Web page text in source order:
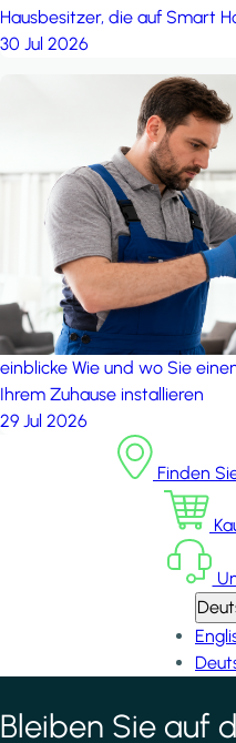
Hausbesitzer, die auf Smart
30 Jul 2026
einblicke Wie und wo Sie
Ihrem Zuhause installieren
29 Jul 2026
Finden
*indicates required field
Bleiben Sie auf